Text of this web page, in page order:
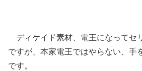
ディケイド素材、電王になってセ
ですが、本家電王ではやらない、手
です。